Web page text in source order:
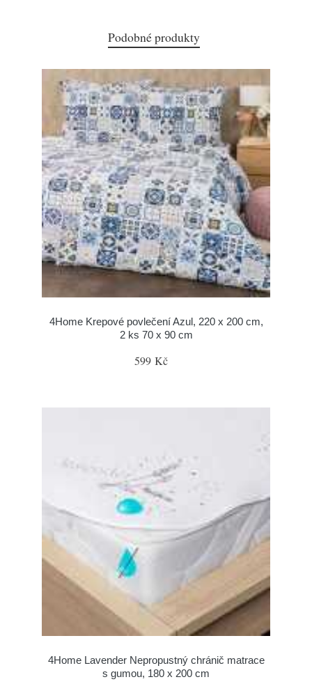
Podobné produkty
4Home Krepové povlečení Azul, 220 x 200 cm,
2 ks 70 x 90 cm
599 Kč
4Home Lavender Nepropustný chránič matrace
s gumou, 180 x 200 cm